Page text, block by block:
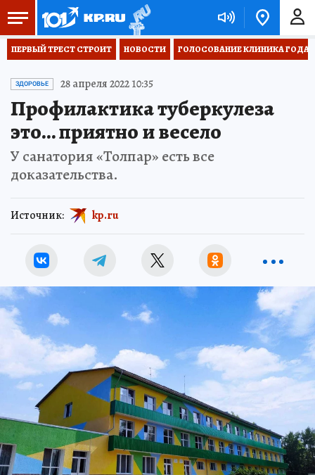
ПЕРВЫЙ ТРЕСТ СТРОИТ НОВОСТИ ГОЛОСОВАНИЕ КЛИНИКА ГОДА
ЗДОРОВЬЕ 28 апреля 2022 10:35
Профилактика туберкулеза
это… приятно и весело
У санатория «Толпар» есть все
доказательства.
Источник: kp.ru